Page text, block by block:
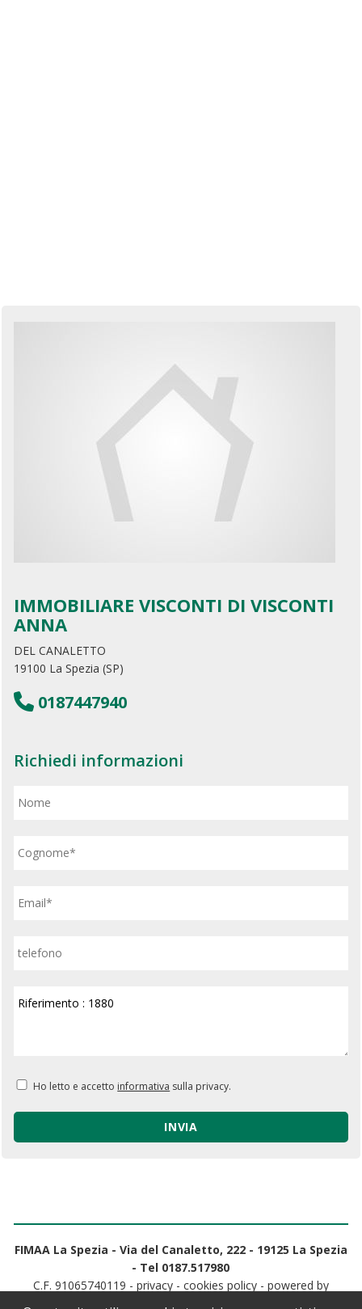
IMMOBILIARE VISCONTI DI VISCONTI
ANNA
DEL CANALETTO
19100 La Spezia (SP)
0187447940
Richiedi informazioni
Ho letto e accetto informativa sulla privacy.
FIMAA La Spezia - Via del Canaletto, 222 - 19125 La Spezia
- Tel 0187.517980
C.F. 91065740119 - privacy- cookies policy- powered by